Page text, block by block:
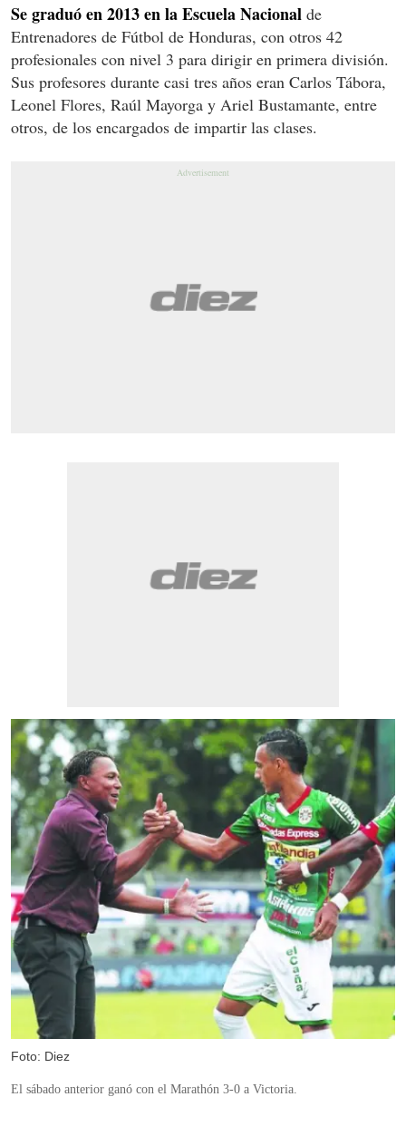
Se graduó en 2013 en la Escuela Nacional de
Entrenadores de Fútbol de Honduras, con otros 42
profesionales con nivel 3 para dirigir en primera división.
Sus profesores durante casi tres años eran Carlos Tábora,
Leonel Flores, Raúl Mayorga y Ariel Bustamante, entre
otros, de los encargados de impartir las clases.
Foto: Diez
El sábado anterior ganó con el Marathón 3-0 a Victoria.